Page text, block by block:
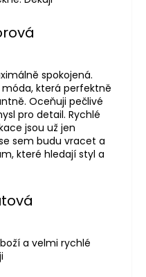
je 5 z 5 hvězdiček.
spokojená.
která perfektně
Oceňuji pečlivé
pro detail. Rychlé
jsou už jen
sem budu vracet a
které hledají styl a
je 5 z 5 hvězdiček.
a velmi rychlé